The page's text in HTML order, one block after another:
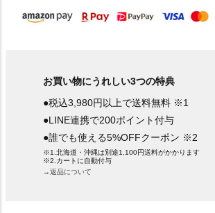
お買い物にうれしい3つの特典
●税込3,980円以上で送料無料 ※1
●LINE連携で200ポイント付与
●誰でも使える5%OFFクーポン ※2
※1.北海道・沖縄は別途1,100円送料がかかります
※2.カートに自動付与
→返品について